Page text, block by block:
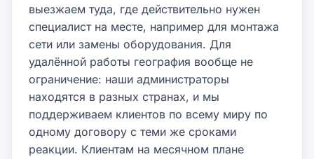
выезжаем туда, где действительно нужен
специалист на месте, например для монтажа
сети или замены оборудования. Для
удалённой работы география вообще не
ограничение: наши администраторы
находятся в разных странах, и мы
поддерживаем клиентов по всему миру по
одному договору с теми же сроками
реакции. Клиентам на месячном плане